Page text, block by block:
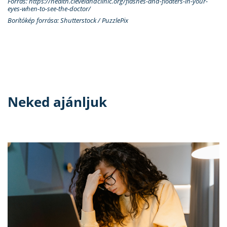
eyes-when-to-see-the-doctor/
Borítókép forrása: Shutterstock / PuzzlePix
Neked ajánljuk